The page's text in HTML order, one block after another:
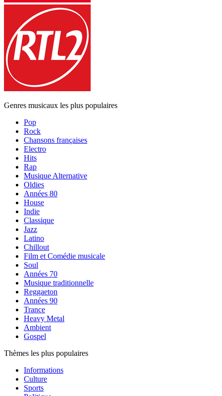
Genres musicaux les plus populaires
Pop
Rock
Chansons françaises
Electro
Hits
Rap
Musique Alternative
Oldies
Années 80
House
Indie
Classique
Jazz
Latino
Chillout
Film et Comédie musicale
Soul
Années 70
Musique traditionnelle
Reggaeton
Années 90
Trance
Heavy Metal
Ambient
Gospel
Thèmes les plus populaires
Informations
Culture
Sports